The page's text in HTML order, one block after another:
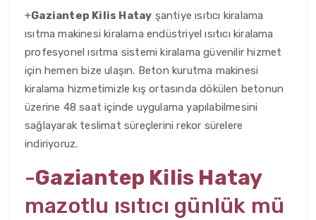
+Gaziantep Kilis Hatay şantiye ısıtıcı kiralama
ısıtma makinesi kiralama endüstriyel ısıtıcı kiralama
profesyonel ısıtma sistemi kiralama güvenilir hizmet
için hemen bize ulaşın. Beton kurutma makinesi
kiralama hizmetimizle kış ortasında dökülen betonun
üzerine 48 saat içinde uygulama yapılabilmesini
sağlayarak teslimat süreçlerini rekor sürelere
indiriyoruz.
-Gaziantep Kilis Hatay
mazotlu ısıtıcı günlük mü